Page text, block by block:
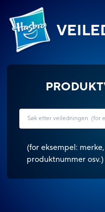
(for eksempel:
produktnummer osv.)